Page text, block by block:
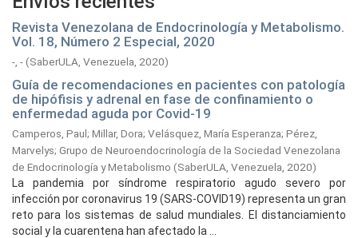
Revista Venezolana de Endocrinología y Metabolismo.
Vol. 18, Número 2 Especial, 2020
-, -(SaberULA, Venezuela, 2020)
Guía de recomendaciones en pacientes con patología
de hipófisis y adrenal en fase de confinamiento o
enfermedad aguda por Covid-19
Camperos, Paul; Millar, Dora; Velásquez, María Esperanza; Pérez,
Marvelys; Grupo de Neuroendocrinología de la Sociedad Venezolana
de Endocrinología y Metabolismo (SaberULA, Venezuela, 2020)
La pandemia por síndrome respiratorio agudo severo por
infección por coronavirus 19 (SARS-COVID19) representa un gran
reto para los sistemas de salud mundiales. El distanciamiento
social y la cuarentena han afectado la ...